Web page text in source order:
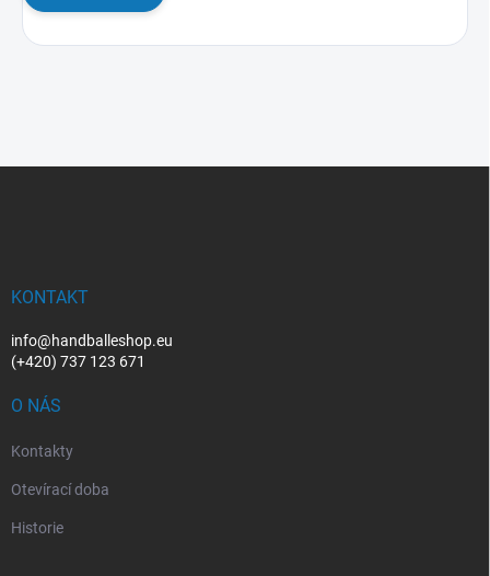
KONTAKT
info@handballeshop.eu
(+420) 737 123 671
O NÁS
Kontakty
Otevírací doba
Historie